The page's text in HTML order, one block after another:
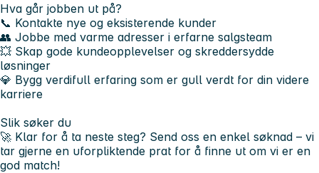
Hva går jobben ut på?
📞 Kontakte nye og eksisterende kunder
👥 Jobbe med varme adresser i erfarne salgsteam
💥 Skap gode kundeopplevelser og skreddersydde
løsninger
💎 Bygg verdifull erfaring som er gull verdt for din videre
karriere
Slik søker du
🚀 Klar for å ta neste steg? Send oss en enkel søknad – vi
tar gjerne en uforpliktende prat for å finne ut om vi er en
god match!